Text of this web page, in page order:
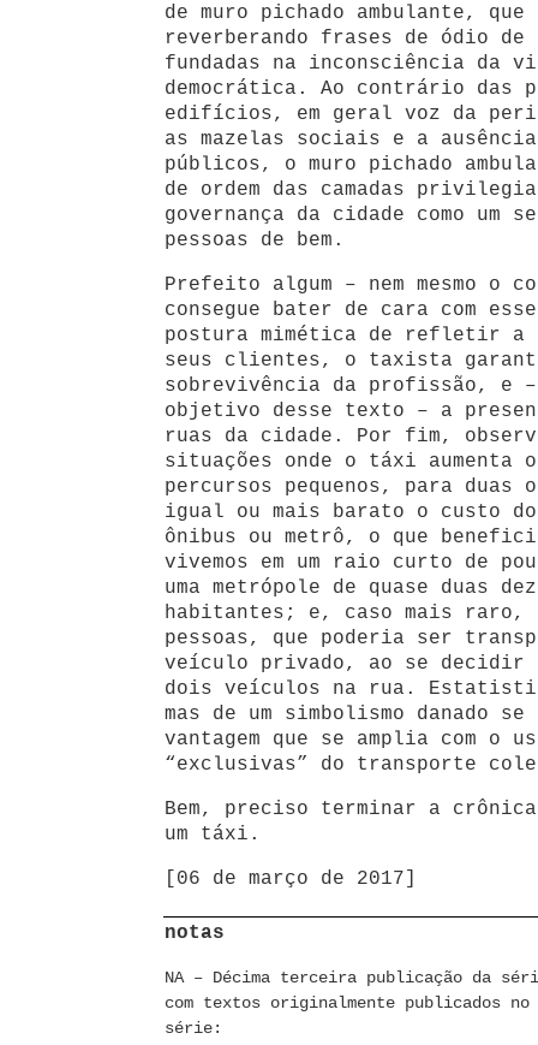
de muro pichado ambulante,
reverberando frases de ódio de
fundadas na inconsciência da
democrática. Ao contrário das
edifícios, em geral voz da
as mazelas sociais e a
públicos, o muro pichado
de ordem das camadas
governança da cidade como
pessoas de bem.
Prefeito algum – nem mesmo o
consegue bater de cara com
postura mimética de refletir a
seus clientes, o taxista
sobrevivência da profissão, e
objetivo desse texto – a
ruas da cidade. Por fim,
situações onde o táxi aumenta
percursos pequenos, para duas
igual ou mais barato o custo
ônibus ou metrô, o que
vivemos em um raio curto de
uma metrópole de quase duas
habitantes; e, caso mais raro,
pessoas, que poderia ser
veículo privado, ao se
dois veículos na rua.
mas de um simbolismo danado
vantagem que se amplia com o
“exclusivas” do transporte
Bem, preciso terminar a
um táxi.
[06 de março de 2017]
notas
NA – Décima terceira publicação da
com textos originalmente publicados no
série: